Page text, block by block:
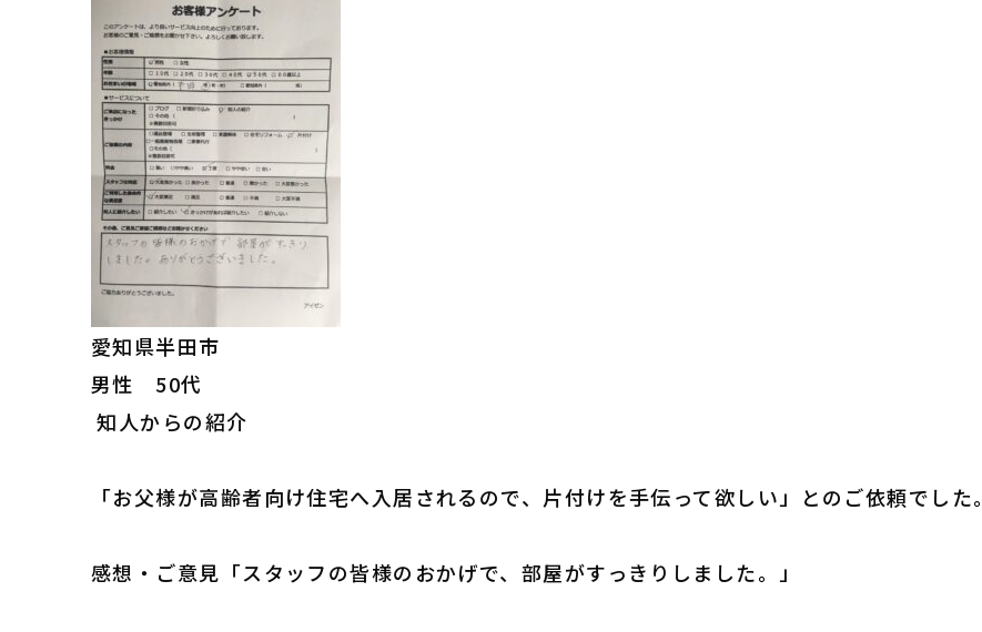
愛知県半田市
男性 50代
知人からの紹介
「お父様が高齢者向け住宅へ入居されるので、片付けを手伝って欲しい」とのご依頼でした。
感想・ご意見「スタッフの皆様のおかげで、部屋がすっきりしました。」